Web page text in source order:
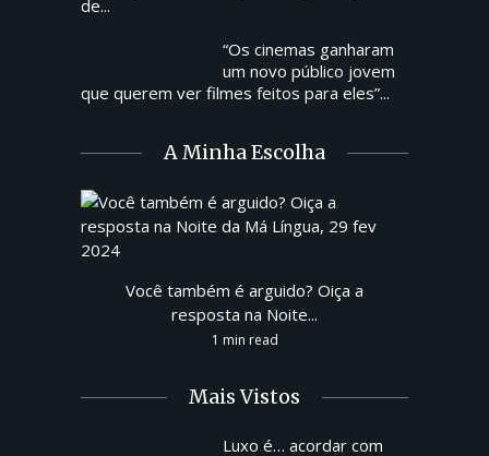
de...
“Os cinemas ganharam
um novo público jovem
que querem ver filmes feitos para eles”...
A Minha Escolha
Você também é arguido? Oiça a
resposta na Noite...
1 min read
Mais Vistos
Luxo é… acordar com